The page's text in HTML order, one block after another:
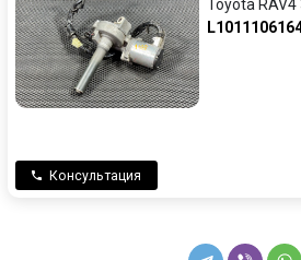
Toyota RAV4
Консультация